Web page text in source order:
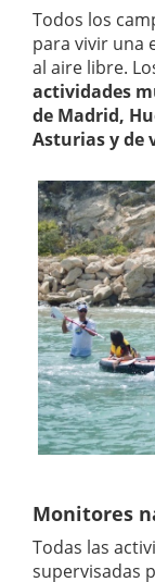
Todos los
para vivir una
al aire libre.
actividades
de Madrid,
Asturias y de
Monitores
Todas las
supervisadas